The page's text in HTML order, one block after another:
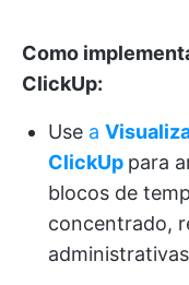
Como
ClickUp:
Use a
ClickUp para
blocos de
concentrado,